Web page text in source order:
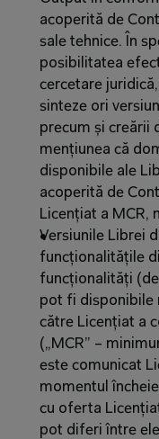
acoperită de
sale tehnice. În
posibilitatea
cercetare
sinteze ori
precum și creării
mențiunea că
disponibile ale
acoperită de
Licențiat a MCR,
Versiunile Librei
funcționalitățile
funcționalități (de
pot fi disponibile
către Licențiat a
(„MCR” –
este comunicat
momentul
cu oferta
pot diferi între